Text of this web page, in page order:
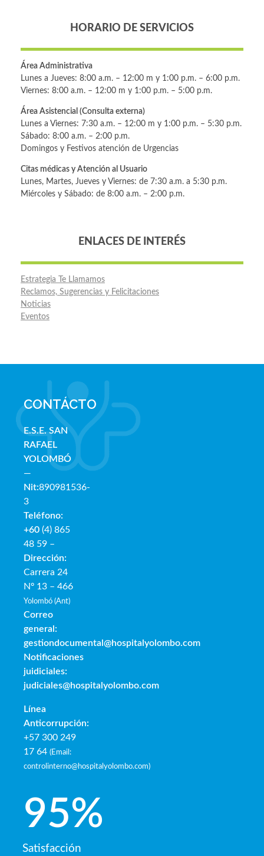
HORARIO DE SERVICIOS
Área Administrativa
Lunes a Jueves: 8:00 a.m. – 12:00 m y 1:00 p.m. – 6:00 p.m.
Viernes: 8:00 a.m. – 12:00 m y 1:00 p.m. – 5:00 p.m.
Área Asistencial (Consulta externa)
Lunes a Viernes: 7:30 a.m. – 12:00 m y 1:00 p.m. – 5:30 p.m.
Sábado: 8:00 a.m. – 2:00 p.m.
Domingos y Festivos atención de Urgencias
Citas médicas y Atención al Usuario
Lunes, Martes, Jueves y Viernes: de 7:30 a.m. a 5:30 p.m.
Miércoles y Sábado: de 8:00 a.m. – 2:00 p.m.
ENLACES DE INTERÉS
Estrategia Te Llamamos
Reclamos, Sugerencias y Felicitaciones
Noticias
Eventos
CONTÁCTO
E.S.E. SAN
RAFAEL
YOLOMBÓ
—
Nit:890981536-
3
Teléfono:
+60 (4) 865
48 59 –
Dirección:
Carrera 24
Nº 13 – 466
Yolombó (Ant)
Correo
general:
gestiondocumental@hospitalyolombo.com
Notificaciones
juidiciales:
judiciales@hospitalyolombo.com
Línea
Anticorrupción:
+57 300 249
17 64 (Email:
controlinterno@hospitalyolombo.com)
Satisfacción
95%